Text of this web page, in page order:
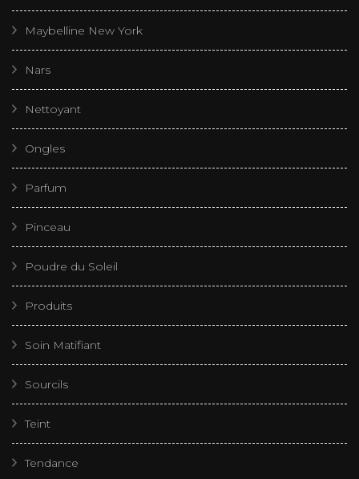
Maybelline New York
Nars
Nettoyant
Ongles
Parfum
Pinceau
Poudre du Soleil
Produits
Soin Matifiant
Sourcils
Teint
Tendance